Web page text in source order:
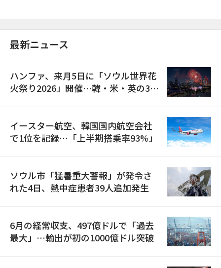
最新ニュース
ハンファ、来月5日に「ソウル世界花
火祭り2026」開催…韓・米・英の3カ
イースター航空、韓国国内航空会社
で1位を記録…「上半期搭乗率93%」
ソウル市「猛暑重大警報」が発令さ
れた4日、熱中症患者39人追加発生
6月の経常収支、497億ドルで「過去
最大」…輸出が初の1000億ドル突破